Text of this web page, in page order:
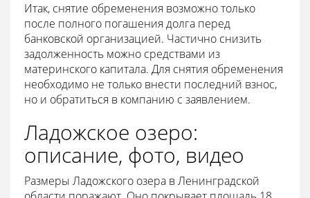
Итак, снятие обременения возможно только
после полного погашения долга перед
банковской организацией. Частично снизить
задолженность можно средствами из
материнского капитала. Для снятия обременения
необходимо не только внести последний взнос,
но и обратиться в компанию с заявлением.
Ладожское озеро:
описание, фото, видео
Размеры Ладожского озера в Ленинградской